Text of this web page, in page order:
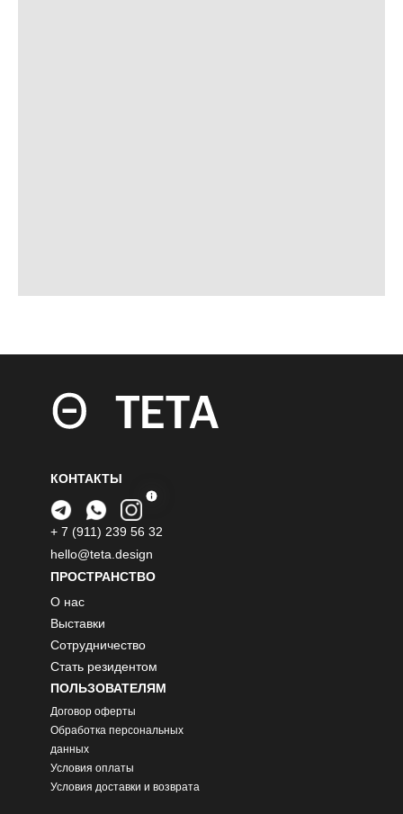
КОНТАКТЫ
hello@teta.design
+ 7 (911) 239 56 32
ПРОСТРАНСТВО
О нас
Выставки
Сотрудничество
Стать резидентом
ПОЛЬЗОВАТЕЛЯМ
Договор оферты
Обработка персональных
данных
Условия оплаты
Условия доставки и возврата